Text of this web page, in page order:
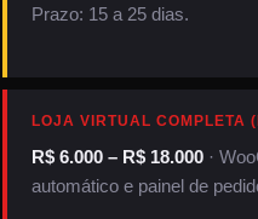
Prazo: 15 a 25 dias.
LOJA VIRTUAL COMPLETA
R$ 6.000 – R$ 18.000 ·
automático e painel de